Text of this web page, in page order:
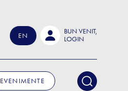
EN
BUN VENIT,
LOGIN
EVENIMENTE